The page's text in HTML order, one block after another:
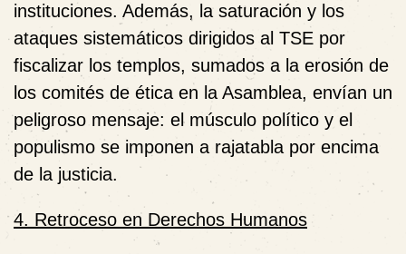
instituciones. Además, la saturación y los
ataques sistemáticos dirigidos al TSE por
fiscalizar los templos, sumados a la erosión de
los comités de ética en la Asamblea, envían un
peligroso mensaje: el músculo político y el
populismo se imponen a rajatabla por encima
de la justicia.
4. Retroceso en Derechos Humanos